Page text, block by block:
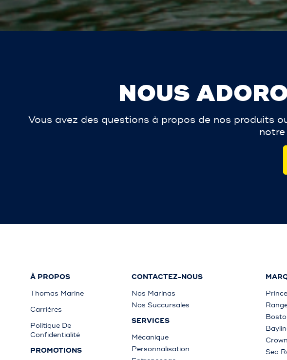
NOUS
Vous avez des questions à propos de nos produits
À PROPOS
Thomas Marine
Carrières
Politique De
Confidentialité
PROMOTIONS
CONTACTEZ-NOUS
Nos Marinas
Nos Succursales
SERVICES
Mécanique
Personnalisation
Sea